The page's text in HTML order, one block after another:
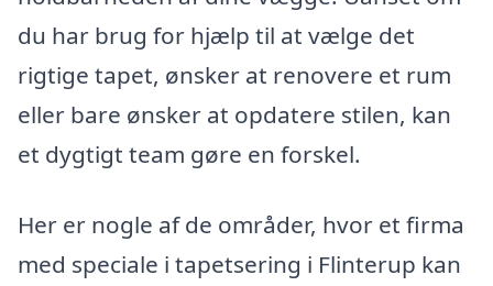
du har brug for hjælp til at vælge det
rigtige tapet, ønsker at renovere et rum
eller bare ønsker at opdatere stilen, kan
et dygtigt team gøre en forskel.
Her er nogle af de områder, hvor et firma
med speciale i tapetsering i Flinterup kan